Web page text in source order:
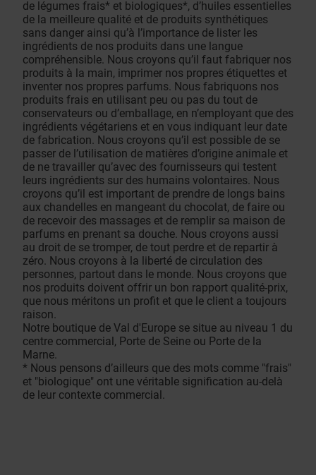
de légumes frais* et biologiques*, d’huiles essentielles
de la meilleure qualité et de produits synthétiques
sans danger ainsi qu’à l’importance de lister les
ingrédients de nos produits dans une langue
compréhensible. Nous croyons qu’il faut fabriquer nos
produits à la main, imprimer nos propres étiquettes et
inventer nos propres parfums. Nous fabriquons nos
produits frais en utilisant peu ou pas du tout de
conservateurs ou d’emballage, en n’employant que des
ingrédients végétariens et en vous indiquant leur date
de fabrication. Nous croyons qu’il est possible de se
passer de l’utilisation de matières d’origine animale et
de ne travailler qu’avec des fournisseurs qui testent
leurs ingrédients sur des humains volontaires. Nous
croyons qu’il est important de prendre de longs bains
aux chandelles en mangeant du chocolat, de faire ou
de recevoir des massages et de remplir sa maison de
parfums en prenant sa douche. Nous croyons aussi
au droit de se tromper, de tout perdre et de repartir à
zéro. Nous croyons à la liberté de circulation des
personnes, partout dans le monde. Nous croyons que
nos produits doivent offrir un bon rapport qualité-prix,
que nous méritons un profit et que le client a toujours
raison.
Notre boutique de Val d'Europe se situe au niveau 1 du
centre commercial, Porte de Seine ou Porte de la
Marne.
* Nous pensons d’ailleurs que des mots comme "frais"
et "biologique" ont une véritable signification au-delà
de leur contexte commercial.